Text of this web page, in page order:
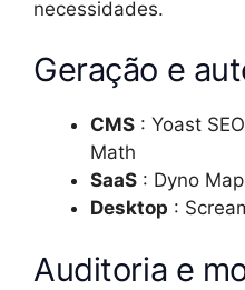
necessidades.
Geração e
CMS : Yoast
Math
SaaS : Dyno
Desktop :
Auditoria e